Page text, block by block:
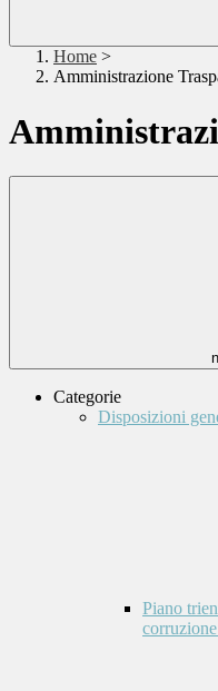
Home >
Amministrazione
Categorie
Disposizioni
Piano